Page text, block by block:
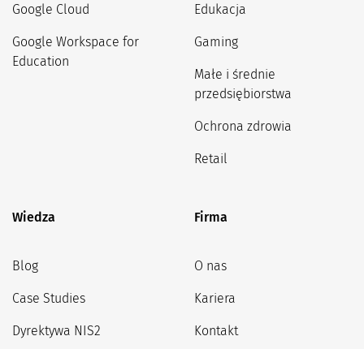
Google Cloud
Google Workspace for
Education
Edukacja
Gaming
Małe i średnie
przedsiębiorstwa
Ochrona zdrowia
Retail
Wiedza
Blog
Case Studies
Dyrektywa NIS2
Firma
O nas
Kariera
Kontakt